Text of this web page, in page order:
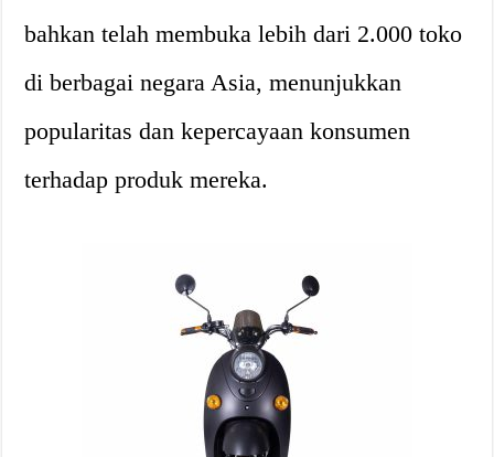
bahkan telah membuka lebih dari 2.000 toko
di berbagai negara Asia, menunjukkan
popularitas dan kepercayaan konsumen
terhadap produk mereka.